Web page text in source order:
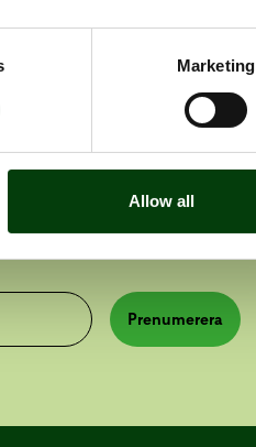
Marketing
Allow all
Prenumerera